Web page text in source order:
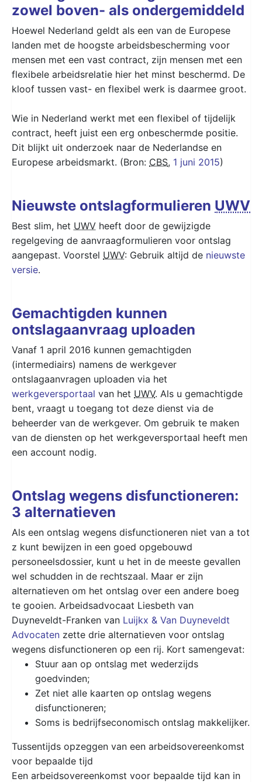
zowel boven- als ondergemiddeld
Hoewel Nederland geldt als een van de Europese
landen met de hoogste arbeidsbescherming voor
mensen met een vast contract, zijn mensen met een
flexibele arbeidsrelatie hier het minst beschermd. De
kloof tussen vast- en flexibel werk is daarmee groot.
Wie in Nederland werkt met een flexibel of tijdelijk
contract, heeft juist een erg onbeschermde positie.
Dit blijkt uit onderzoek naar de Nederlandse en
Europese arbeidsmarkt. (Bron: CBS, 1 juni 2015)
Nieuwste ontslagformulieren UWV
Best slim, het UWV heeft door de gewijzigde
regelgeving de aanvraagformulieren voor ontslag
aangepast. Voorstel UWV: Gebruik altijd de nieuwste
versie.
Gemachtigden kunnen
ontslagaanvraag uploaden
Vanaf 1 april 2016 kunnen gemachtigden
(intermediairs) namens de werkgever
ontslagaanvragen uploaden via het
werkgeversportaal van het UWV. Als u gemachtigde
bent, vraagt u toegang tot deze dienst via de
beheerder van de werkgever. Om gebruik te maken
van de diensten op het werkgeversportaal heeft men
een account nodig.
Ontslag wegens disfunctioneren:
3 alternatieven
Als een ontslag wegens disfunctioneren niet van a tot
z kunt bewijzen in een goed opgebouwd
personeelsdossier, kunt u het in de meeste gevallen
wel schudden in de rechtszaal. Maar er zijn
alternatieven om het ontslag over een andere boeg
te gooien. Arbeidsadvocaat Liesbeth van
Duyneveldt-Franken van Luijkx & Van Duyneveldt
Advocaten zette drie alternatieven voor ontslag
wegens disfunctioneren op een rij. Kort samengevat:
Stuur aan op ontslag met wederzijds
goedvinden;
Zet niet alle kaarten op ontslag wegens
disfunctioneren;
Soms is bedrijfseconomisch ontslag makkelijker.
Tussentijds opzeggen van een arbeidsovereenkomst
voor bepaalde tijd
Een arbeidsovereenkomst voor bepaalde tijd kan in